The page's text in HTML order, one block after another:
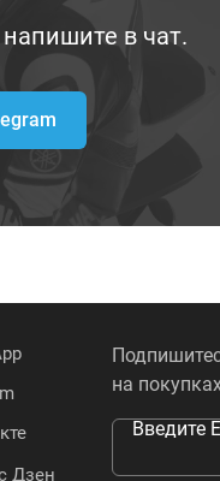
в чат.
Дзен
на
Введите